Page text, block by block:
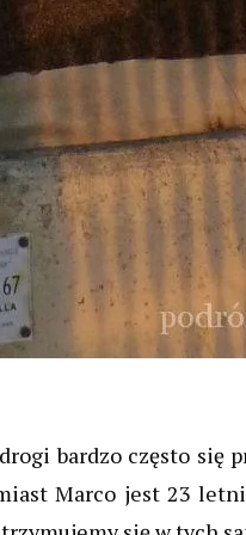
bardzo często się
Marco jest 23